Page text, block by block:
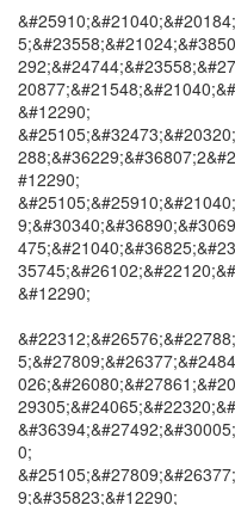
&#12290;
#12290;
&#12290;
0;
9;&#35823;&#12290;